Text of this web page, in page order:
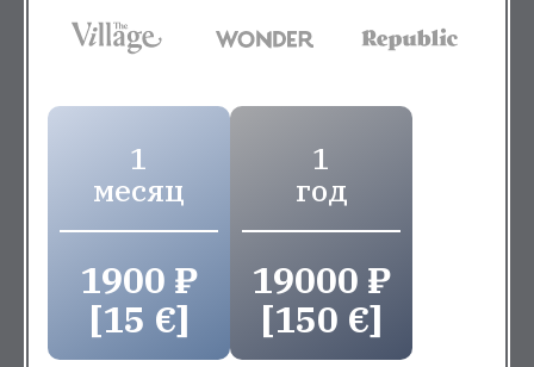
1
месяц
1900 ₽
[15 €]
1
год
19000 ₽
[150 €]